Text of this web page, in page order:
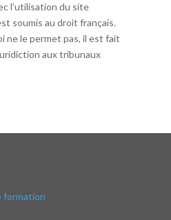
l’utilisation du site
soumis au droit français.
ne le permet pas, il est fait
aux tribunaux
formation